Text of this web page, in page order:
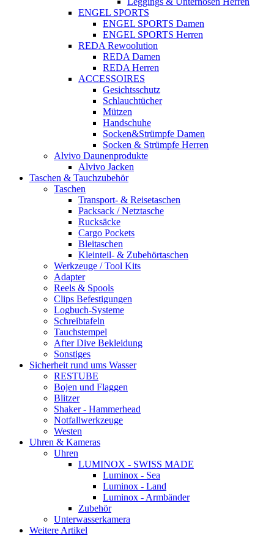
ENGEL SPORTS
ENGEL SPORTS Damen
ENGEL SPORTS Herren
REDA Rewoolution
REDA Damen
REDA Herren
ACCESSOIRES
Gesichtsschutz
Schlauchtücher
Mützen
Handschuhe
Socken&Strümpfe Damen
Socken & Strümpfe Herren
Alvivo Daunenprodukte
Alvivo Jacken
Taschen & Tauchzubehör
Taschen
Transport- & Reisetaschen
Packsack / Netztasche
Rucksäcke
Cargo Pockets
Bleitaschen
Kleinteil- & Zubehörtaschen
Werkzeuge / Tool Kits
Adapter
Reels & Spools
Clips Befestigungen
Logbuch-Systeme
Schreibtafeln
Tauchstempel
After Dive Bekleidung
Sonstiges
Sicherheit rund ums Wasser
RESTUBE
Bojen und Flaggen
Blitzer
Shaker - Hammerhead
Notfallwerkzeuge
Westen
Uhren & Kameras
Uhren
LUMINOX - SWISS MADE
Luminox - Sea
Luminox - Land
Luminox - Armbänder
Zubehör
Unterwasserkamera
Weitere Artikel